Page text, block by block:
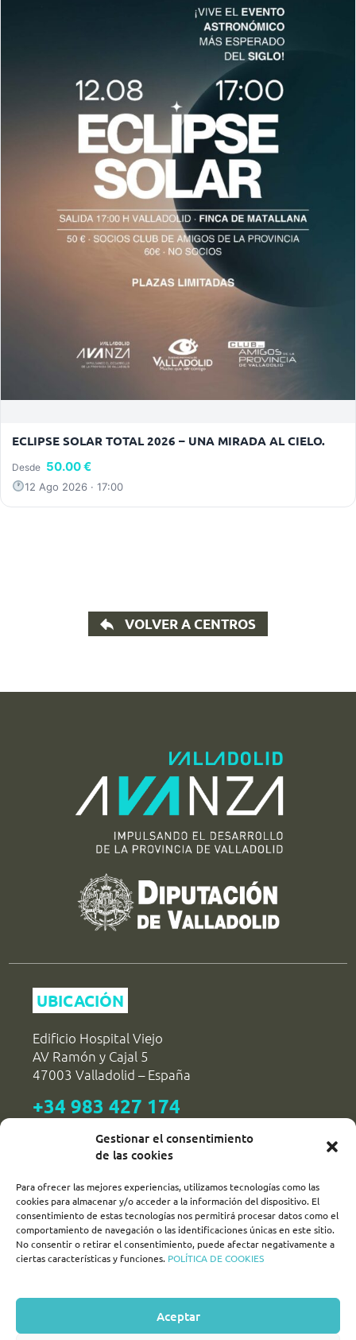
Gestionar el consentimiento
de las cookies
Para ofrecer las mejores experiencias, utilizamos tecnologías como las
cookies para almacenar y/o acceder a la información del dispositivo. El
consentimiento de estas tecnologías nos permitirá procesar datos como el
comportamiento de navegación o las identificaciones únicas en este sitio.
No consentir o retirar el consentimiento, puede afectar negativamente a
ciertas características y funciones. POLÍTICA DE COOKIES
Aceptar
ECLIPSE SOLAR TOTAL 2026 – UNA MIRADA AL CIELO.
Desde 50.00 €
12 Ago 2026 · 17:00
VOLVER A CENTROS
UBICACIÓN
Edificio Hospital Viejo
AV Ramón y Cajal 5
47003 Valladolid – España
+34 983 427 174
reservas@dipvalladolid.es
SÍGUENOS!
turismovalladolid
turvalladolid
turismo_valladolid_